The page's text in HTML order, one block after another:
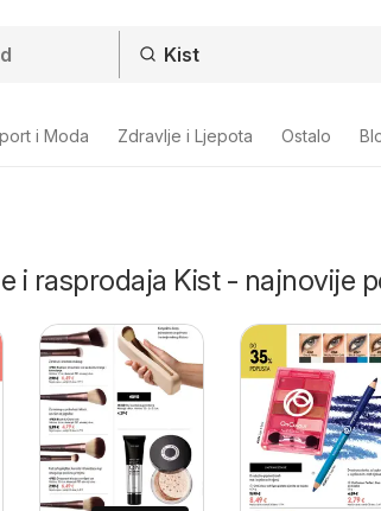
i Moda Zdravlje i Ljepota Ostalo
i rasprodaja Kist - najnovije